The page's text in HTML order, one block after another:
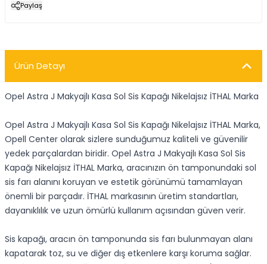
Paylaş
Ürün Detayı
Opel Astra J Makyajlı Kasa Sol Sis Kapağı Nikelajsız İTHAL Marka
Opel Astra J Makyajlı Kasa Sol Sis Kapağı Nikelajsız İTHAL Marka,
Opell Center olarak sizlere sunduğumuz kaliteli ve güvenilir
yedek parçalardan biridir. Opel Astra J Makyajlı Kasa Sol Sis
Kapağı Nikelajsız İTHAL Marka, aracınızın ön tamponundaki sol
sis farı alanını koruyan ve estetik görünümü tamamlayan
önemli bir parçadır. İTHAL markasının üretim standartları,
dayanıklılık ve uzun ömürlü kullanım açısından güven verir.
Sis kapağı, aracın ön tamponunda sis farı bulunmayan alanı
kapatarak toz, su ve diğer dış etkenlere karşı koruma sağlar.